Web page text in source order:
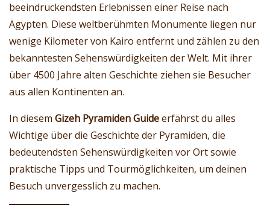
beeindruckendsten Erlebnissen einer Reise nach
Ägypten. Diese weltberühmten Monumente liegen nur
wenige Kilometer von Kairo entfernt und zählen zu den
bekanntesten Sehenswürdigkeiten der Welt. Mit ihrer
über 4500 Jahre alten Geschichte ziehen sie Besucher
aus allen Kontinenten an.
In diesem Gizeh Pyramiden Guideerfährst du alles
Wichtige über die Geschichte der Pyramiden, die
bedeutendsten Sehenswürdigkeiten vor Ort sowie
praktische Tipps und Tourmöglichkeiten, um deinen
Besuch unvergesslich zu machen.